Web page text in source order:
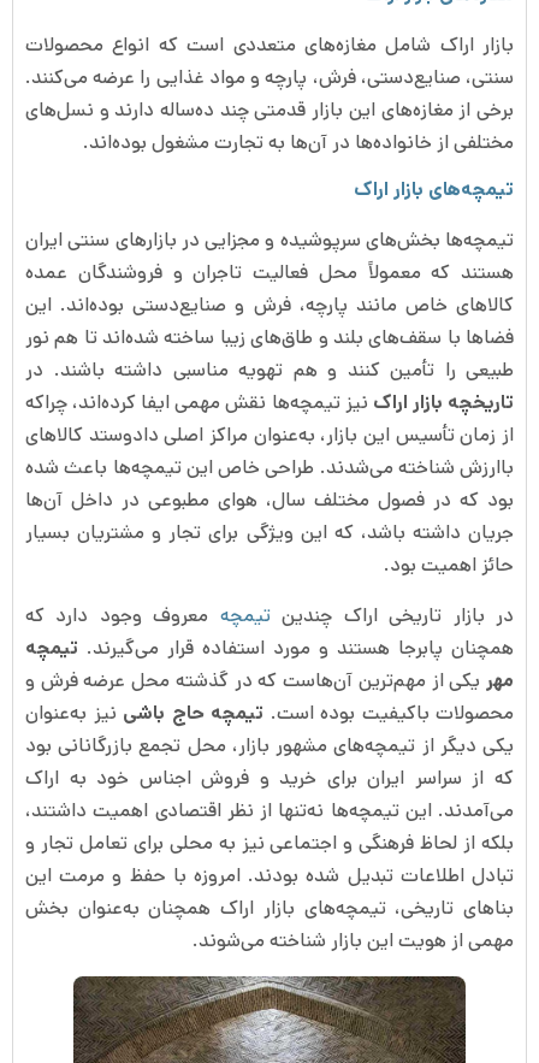
بازار اراک شامل مغازه‌های متعددی است که انواع محصولات
سنتی، صنایع‌دستی، فرش، پارچه و مواد غذایی را عرضه می‌کنند.
برخی از مغازه‌های این بازار قدمتی چند ده‌ساله دارند و نسل‌های
مختلفی از خانواده‌ها در آن‌ها به تجارت مشغول بوده‌اند.
تیمچه‌های بازار اراک
تیمچه‌ها بخش‌های سرپوشیده و مجزایی در بازارهای سنتی ایران
هستند که معمولاً محل فعالیت تاجران و فروشندگان عمده
کالاهای خاص مانند پارچه، فرش و صنایع‌دستی بوده‌اند. این
فضاها با سقف‌های بلند و طاق‌های زیبا ساخته شده‌اند تا هم نور
طبیعی را تأمین کنند و هم تهویه مناسبی داشته باشند. در
تاریخچه بازار اراک نیز تیمچه‌ها نقش مهمی ایفا کرده‌اند، چراکه
از زمان تأسیس این بازار، به‌عنوان مراکز اصلی دادوستد کالاهای
باارزش شناخته می‌شدند. طراحی خاص این تیمچه‌ها باعث شده
بود که در فصول مختلف سال، هوای مطبوعی در داخل آن‌ها
جریان داشته باشد، که این ویژگی برای تجار و مشتریان بسیار
حائز اهمیت بود.
در بازار تاریخی اراک چندینتیمچه معروف وجود دارد که
همچنان پابرجا هستند و مورد استفاده قرار می‌گیرند. تیمچه
مهر یکی از مهم‌ترین آن‌هاست که در گذشته محل عرضه فرش و
محصولات باکیفیت بوده است. تیمچه حاج باشی نیز به‌عنوان
یکی دیگر از تیمچه‌های مشهور بازار، محل تجمع بازرگانانی بود
که از سراسر ایران برای خرید و فروش اجناس خود به اراک
می‌آمدند. این تیمچه‌ها نه‌تنها از نظر اقتصادی اهمیت داشتند،
بلکه از لحاظ فرهنگی و اجتماعی نیز به محلی برای تعامل تجار و
تبادل اطلاعات تبدیل شده بودند. امروزه با حفظ و مرمت این
بناهای تاریخی، تیمچه‌های بازار اراک همچنان به‌عنوان بخش
مهمی از هویت این بازار شناخته می‌شوند.